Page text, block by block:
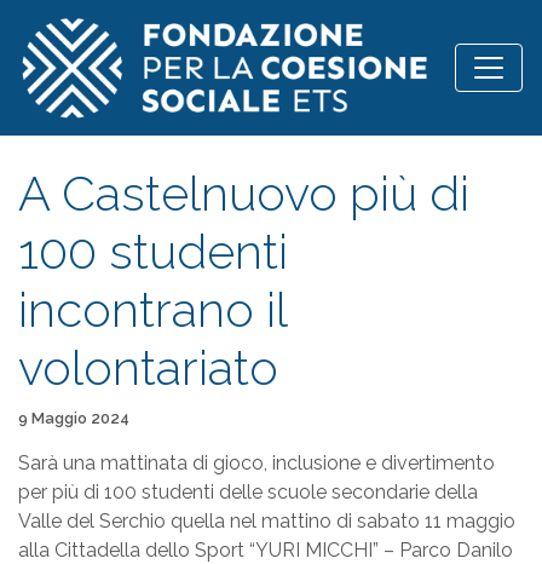
Vai al contenuto
A Castelnuovo più di
100 studenti
incontrano il
volontariato
Pubblicato il
9 Maggio 2024
Sarà una mattinata di gioco, inclusione e divertimento
per più di 100 studenti delle scuole secondarie della
Valle del Serchio quella nel mattino di sabato 11 maggio
alla Cittadella dello Sport “YURI MICCHI” – Parco Danilo